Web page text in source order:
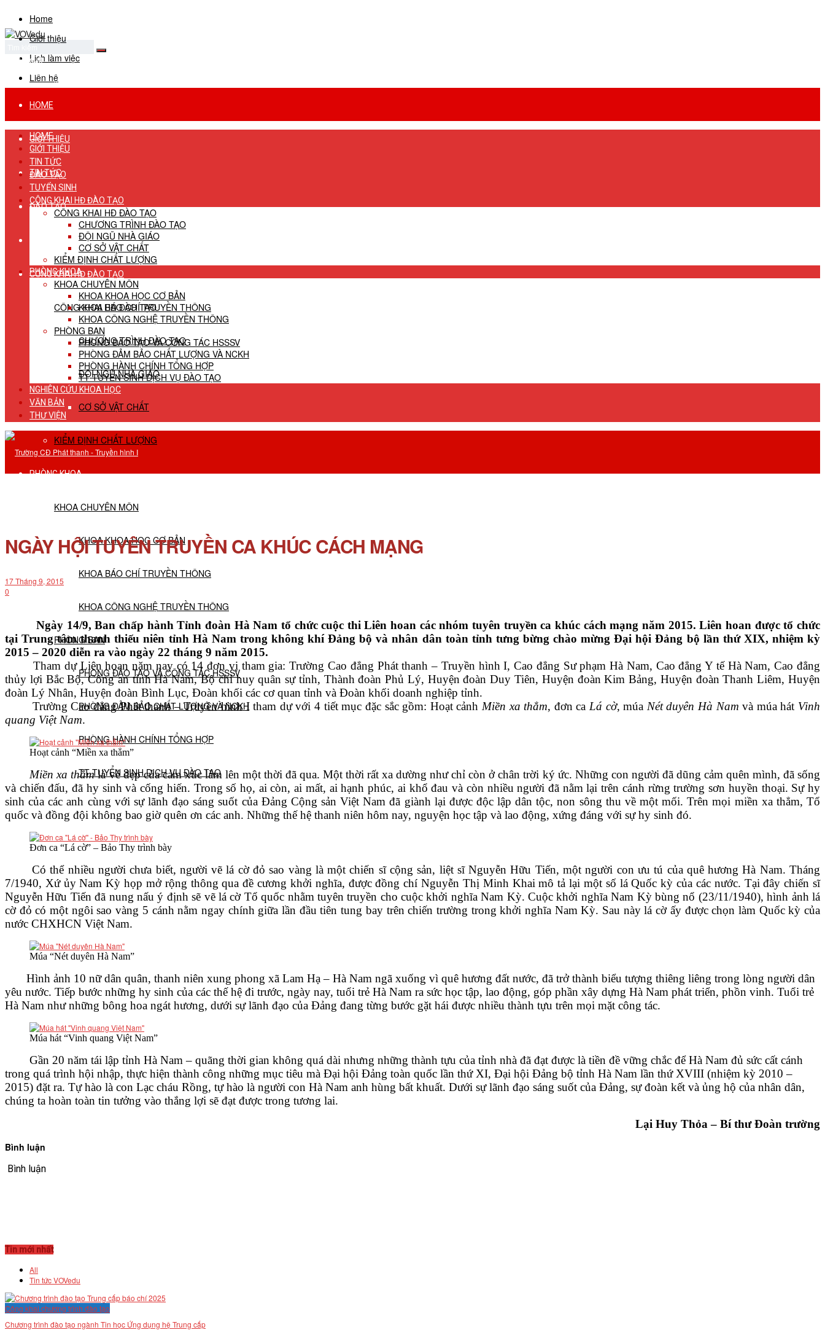
Home
Giới thiệu
Lịch làm việc
Liên hệ
No Result
View All Result
HOME
GIỚI THIỆU
TIN TỨC
ĐÀO TẠO
TUYỂN SINH
CÔNG KHAI HĐ ĐÀO TẠO
CÔNG KHAI HĐ ĐÀO TẠO
CHƯƠNG TRÌNH ĐÀO TẠO
ĐỘI NGŨ NHÀ GIÁO
CƠ SỞ VẬT CHẤT
KIỂM ĐỊNH CHẤT LƯỢNG
PHÒNG KHOA
KHOA CHUYÊN MÔN
KHOA KHOA HỌC CƠ BẢN
KHOA BÁO CHÍ TRUYỀN THÔNG
KHOA CÔNG NGHỆ TRUYỀN THÔNG
PHÒNG BAN
PHÒNG ĐÀO TẠO VÀ CÔNG TÁC HSSSV
PHÒNG ĐẢM BẢO CHẤT LƯỢNG VÀ NCKH
PHÒNG HÀNH CHÍNH TỔNG HỢP
TT TUYỂN SINH DỊCH VỤ ĐÀO TẠO
NGHIÊN CỨU KHOA HỌC
VĂN BẢN
THƯ VIỆN
HOME
GIỚI THIỆU
TIN TỨC
ĐÀO TẠO
TUYỂN SINH
CÔNG KHAI HĐ ĐÀO TẠO
CÔNG KHAI HĐ ĐÀO TẠO
CHƯƠNG TRÌNH ĐÀO TẠO
ĐỘI NGŨ NHÀ GIÁO
CƠ SỞ VẬT CHẤT
KIỂM ĐỊNH CHẤT LƯỢNG
PHÒNG KHOA
KHOA CHUYÊN MÔN
KHOA KHOA HỌC CƠ BẢN
KHOA BÁO CHÍ TRUYỀN THÔNG
KHOA CÔNG NGHỆ TRUYỀN THÔNG
PHÒNG BAN
PHÒNG ĐÀO TẠO VÀ CÔNG TÁC HSSSV
PHÒNG ĐẢM BẢO CHẤT LƯỢNG VÀ NCKH
PHÒNG HÀNH CHÍNH TỔNG HỢP
TT TUYỂN SINH DỊCH VỤ ĐÀO TẠO
NGHIÊN CỨU KHOA HỌC
VĂN BẢN
THƯ VIỆN
NGÀY HỘI TUYÊN TRUYỀN CA KHÚC CÁCH MẠNG
17 Tháng 9, 2015
0
Ngày 14/9, Ban chấp hành Tỉnh đoàn Hà Nam tổ chức cuộc thi Liên hoan các nhóm tuyên truyền ca khúc cách mạng năm 2015. Liên hoan được tổ chức
tại Trung tâm thanh thiếu niên tỉnh Hà Nam trong không khí Đảng bộ và nhân dân toàn tỉnh tưng bừng chào mừng Đại hội Đảng bộ lần thứ XIX, nhiệm kỳ
2015 – 2020 diễn ra vào ngày 22 tháng 9 năm 2015.
Tham dự Liên hoan năm nay có 14 đơn vị tham gia: Trường Cao đẳng Phát thanh – Truyền hình I, Cao đẳng Sư phạm Hà Nam, Cao đẳng Y tế Hà Nam, Cao đẳng
thủy lợi Bắc Bộ, Công an tỉnh Hà Nam, Bộ chỉ huy quân sự tỉnh, Thành đoàn Phủ Lý, Huyện đoàn Duy Tiên, Huyện đoàn Kim Bảng, Huyện đoàn Thanh Liêm, Huyện
đoàn Lý Nhân, Huyện đoàn Bình Lục, Đoàn khối các cơ quan tỉnh và Đoàn khối doanh nghiệp tỉnh.
Trường Cao đẳng Phát thanh – Truyền hình I tham dự với 4 tiết mục đặc sắc gồm: Hoạt cảnh Miền xa thẳm, đơn ca Lá cờ, múa Nét duyên Hà Nam và múa hát Vinh
quang Việt Nam.
Hoạt cảnh “Miền xa thẳm”
Miền xa thẳmlà vẻ đẹp của cảm xúc làm lên một thời đã qua. Một thời rất xa dường như chỉ còn ở chân trời ký ức. Những con người đã dũng cảm quên mình, đã sống
và chiến đấu, đã hy sinh và cống hiến. Trong số họ, ai còn, ai mất, ai hạnh phúc, ai khổ đau và còn nhiều người đã nằm lại trên cánh rừng trường sơn huyền thoại. Sự hy
sinh của các anh cùng với sự lãnh đạo sáng suốt của Đảng Cộng sản Việt Nam đã giành lại được độc lập dân tộc, non sông thu về một mối. Trên mọi miền xa thẳm, Tổ
quốc và đồng đội không bao giờ quên ơn các anh. Những thế hệ thanh niên hôm nay, nguyện học tập và lao động, xứng đáng với sự hy sinh đó.
Đơn ca “Lá cờ” – Bảo Thy trình bày
Có thể nhiều người chưa biết, người vẽ lá cờ đỏ sao vàng là một chiến sĩ cộng sản, liệt sĩ Nguyễn Hữu Tiến, một người con ưu tú của quê hương Hà Nam. Tháng
7/1940, Xứ ủy Nam Kỳ họp mở rộng thông qua đề cương khởi nghĩa, được đồng chí Nguyễn Thị Minh Khai mô tả lại một số lá Quốc kỳ của các nước. Tại đây chiến sĩ
Nguyễn Hữu Tiến đã nung nấu ý định sẽ vẽ lá cờ Tổ quốc nhằm tuyên truyền cho cuộc khởi nghĩa Nam Kỳ. Cuộc khởi nghĩa Nam Kỳ bùng nổ (23/11/1940), hình ảnh lá
cờ đỏ có một ngôi sao vàng 5 cánh nằm ngay chính giữa lần đầu tiên tung bay trên chiến trường trong khởi nghĩa Nam Kỳ. Sau này lá cờ ấy được chọn làm Quốc kỳ của
nước CHXHCN Việt Nam.
Múa “Nét duyên Hà Nam”
Hình ảnh 10 nữ dân quân, thanh niên xung phong xã Lam Hạ – Hà Nam ngã xuống vì quê hương đất nước, đã trở thành biểu tượng thiêng liêng trong lòng người dân
yêu nước. Tiếp bước những hy sinh của các thế hệ đi trước, ngày nay, tuổi trẻ Hà Nam ra sức học tập, lao động, góp phần xây dựng Hà Nam phát triển, phồn vinh. Tuổi trẻ
Hà Nam như những bông hoa ngát hương, dưới sự lãnh đạo của Đảng đang từng bước gặt hái được nhiều thành tựu trên mọi mặt công tác.
Múa hát “Vinh quang Việt Nam”
Gần 20 năm tái lập tỉnh Hà Nam – quãng thời gian không quá dài nhưng những thành tựu của tỉnh nhà đã đạt được là tiền đề vững chắc để Hà Nam đủ sức cất cánh
trong quá trình hội nhập, thực hiện thành công những mục tiêu mà Đại hội Đảng toàn quốc lần thứ XI, Đại hội Đảng bộ tỉnh Hà Nam lần thứ XVIII (nhiệm kỳ 2010 –
2015) đặt ra. Tự hào là con Lạc cháu Rồng, tự hào là người con Hà Nam anh hùng bất khuất. Dưới sự lãnh đạo sáng suốt của Đảng, sự đoàn kết và ủng hộ của nhân dân,
chúng ta hoàn toàn tin tưởng vào thắng lợi sẽ đạt được trong tương lai.
Lại Huy Thỏa – Bí thư Đoàn trường
Bình luận
Bình luận
Tin mới nhất
All
Tin tức VOVedu
Công khai chương trình đào tạo
Chương trình đào tạo ngành Tin học Ứng dụng hệ Trung cấp